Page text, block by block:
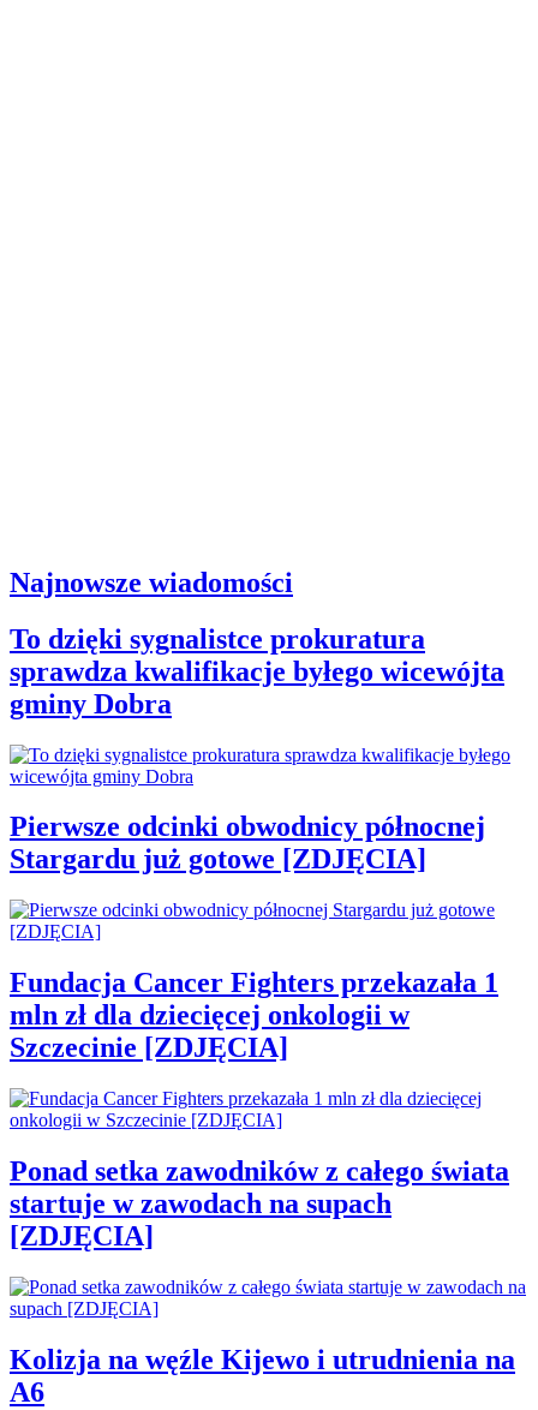
Najnowsze wiadomości
To dzięki sygnalistce prokuratura
sprawdza kwalifikacje byłego wicewójta
gminy Dobra
Pierwsze odcinki obwodnicy północnej
Stargardu już gotowe [ZDJĘCIA]
Fundacja Cancer Fighters przekazała 1
mln zł dla dziecięcej onkologii w
Szczecinie [ZDJĘCIA]
Ponad setka zawodników z całego świata
startuje w zawodach na supach
[ZDJĘCIA]
Kolizja na węźle Kijewo i utrudnienia na
A6